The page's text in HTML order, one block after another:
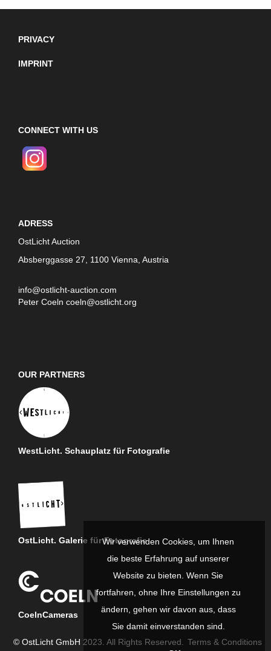
PRIVACY
IMPRINT
CONNECT WITH US
ADRESS
OstLicht Auction
Absberggasse 27, 1100 Vienna, Austria
info@ostlicht-auction.com
Peter Coeln coeln@ostlicht.org
OUR PARTNERS
WestLicht. Schauplatz für Fotografie
OstLicht. Galerie für Fotografie
CoelnCameras
© OstLicht GmbH 2023. All Rights Reserved.
Terms & Conditions
Wir verwenden Cookies, um Ihnen
die beste Erfahrung auf unserer
Website zu bieten. Wenn Sie
fortfahren, ohne Ihre Einstellungen zu
ändern, gehen wir davon aus, dass
Sie damit einverstanden sind.